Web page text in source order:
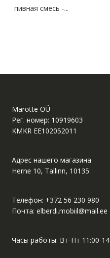
пивная смесь -...
Marotte OÜ
Рег. номер: 10919603
KMKR EE102052011
Адрес нашего магазина
Herne 10, Tallinn, 10135
Телефон: +372 56 230 980
Почта: elberdi.mobiil@mail.ee
Часы работы: Вт-Пт 11:00-